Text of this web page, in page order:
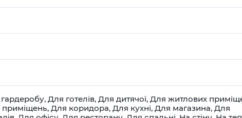
, Для готелів, Для дитячої, Для житлових
приміщень, Для коридора, Для кухні, Для магазина, Для